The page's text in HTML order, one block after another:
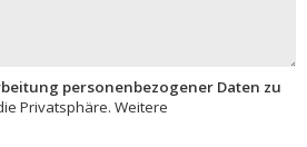
personenbezogener Daten zu
Privatsphäre. Weitere